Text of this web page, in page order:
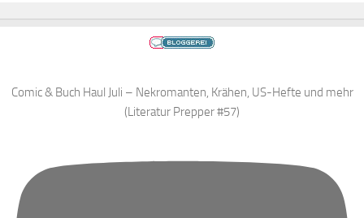
Comic & Buch Haul Juli – Nekromanten, Krähen, US-Hefte und mehr
(Literatur Prepper #57)